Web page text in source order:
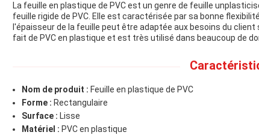
La feuille en plastique de PVC est un genre de feuille
feuille rigide de PVC. Elle est caractérisée par sa bonne
l'épaisseur de la feuille peut être adaptée aux besoins du
fait de PVC en plastique et est très utilisé dans beaucoup de
Nom de produit : Feuille en plastique de PVC
Forme : Rectangulaire
Surface : Lisse
Matériel : PVC en plastique